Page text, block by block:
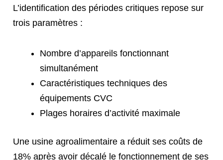
L’identification des périodes critiques repose sur
trois paramètres :
Nombre d’appareils fonctionnant
simultanément
Caractéristiques techniques des
équipements CVC
Plages horaires d’activité maximale
Une usine agroalimentaire a réduit ses coûts de
18% après avoir décalé le fonctionnement de ses